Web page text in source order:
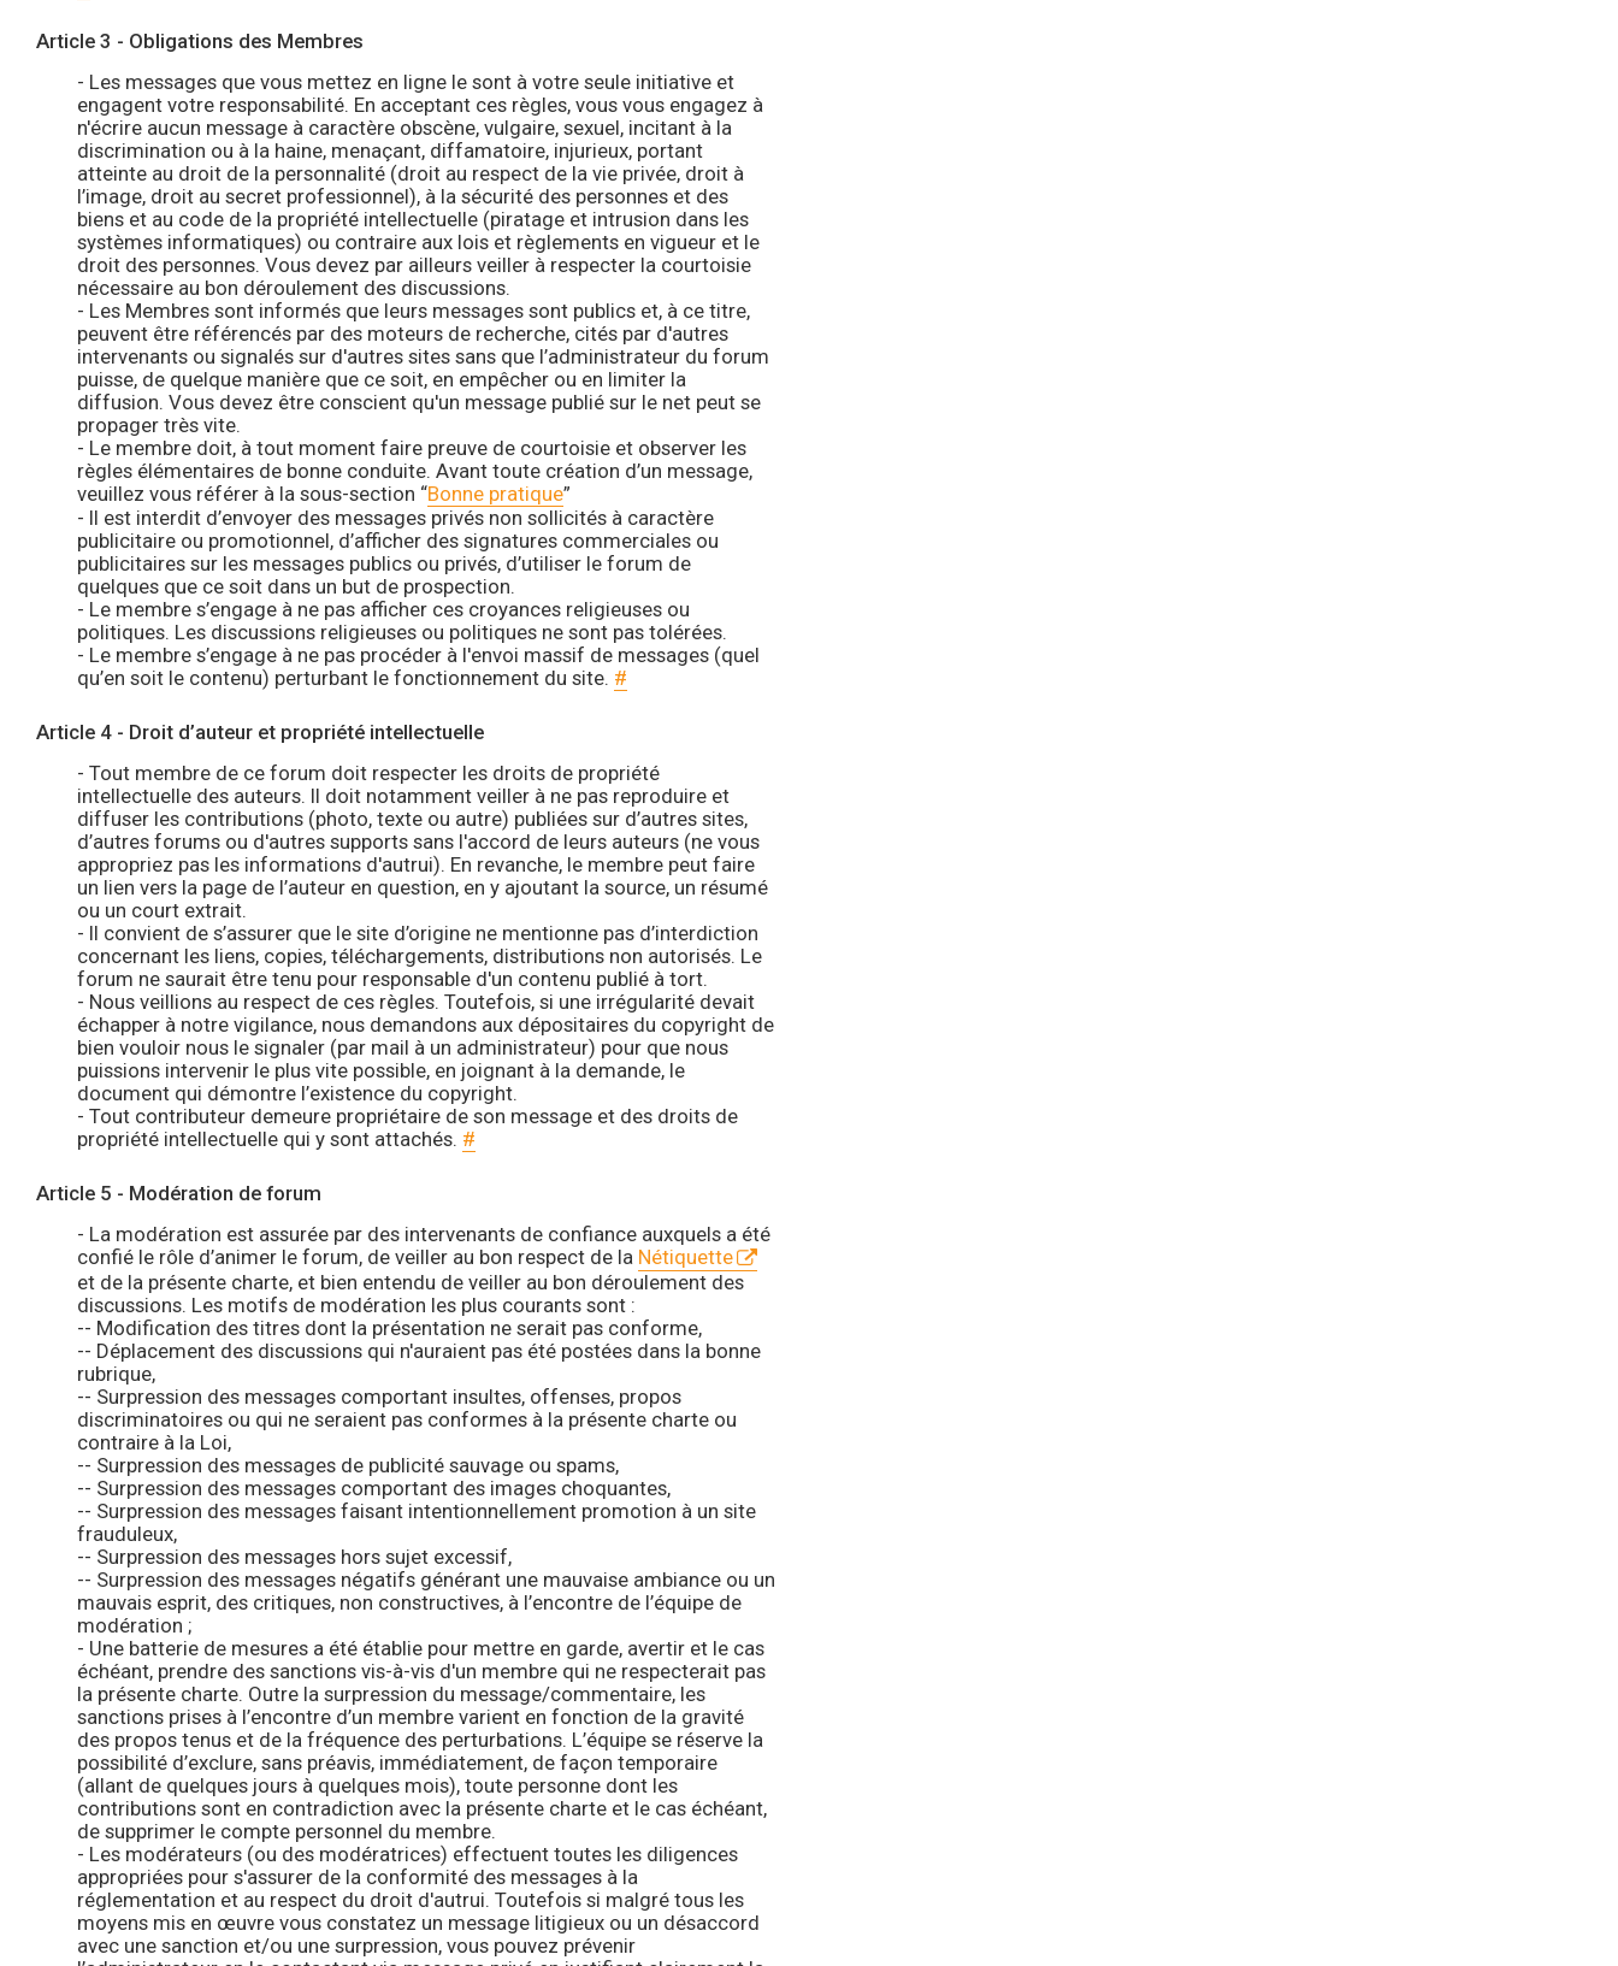
Article 3 - Obligations des Membres
- Les messages que vous mettez en ligne le sont à votre seule initiative et
engagent votre responsabilité. En acceptant ces règles, vous vous engagez à
n'écrire aucun message à caractère obscène, vulgaire, sexuel, incitant à la
discrimination ou à la haine, menaçant, diffamatoire, injurieux, portant
atteinte au droit de la personnalité (droit au respect de la vie privée, droit à
l’image, droit au secret professionnel), à la sécurité des personnes et des
biens et au code de la propriété intellectuelle (piratage et intrusion dans les
systèmes informatiques) ou contraire aux lois et règlements en vigueur et le
droit des personnes. Vous devez par ailleurs veiller à respecter la courtoisie
nécessaire au bon déroulement des discussions.
- Les Membres sont informés que leurs messages sont publics et, à ce titre,
peuvent être référencés par des moteurs de recherche, cités par d'autres
intervenants ou signalés sur d'autres sites sans que l’administrateur du forum
puisse, de quelque manière que ce soit, en empêcher ou en limiter la
diffusion. Vous devez être conscient qu'un message publié sur le net peut se
propager très vite.
- Le membre doit, à tout moment faire preuve de courtoisie et observer les
règles élémentaires de bonne conduite. Avant toute création d’un message,
veuillez vous référer à la sous-section “Bonne pratique”
- Il est interdit d’envoyer des messages privés non sollicités à caractère
publicitaire ou promotionnel, d’afficher des signatures commerciales ou
publicitaires sur les messages publics ou privés, d’utiliser le forum de
quelques que ce soit dans un but de prospection.
- Le membre s’engage à ne pas afficher ces croyances religieuses ou
politiques. Les discussions religieuses ou politiques ne sont pas tolérées.
- Le membre s’engage à ne pas procéder à l'envoi massif de messages (quel
qu’en soit le contenu) perturbant le fonctionnement du site. #
Article 4 - Droit d’auteur et propriété intellectuelle
- Tout membre de ce forum doit respecter les droits de propriété
intellectuelle des auteurs. Il doit notamment veiller à ne pas reproduire et
diffuser les contributions (photo, texte ou autre) publiées sur d’autres sites,
d’autres forums ou d'autres supports sans l'accord de leurs auteurs (ne vous
appropriez pas les informations d'autrui). En revanche, le membre peut faire
un lien vers la page de l’auteur en question, en y ajoutant la source, un résumé
ou un court extrait.
- Il convient de s’assurer que le site d’origine ne mentionne pas d’interdiction
concernant les liens, copies, téléchargements, distributions non autorisés. Le
forum ne saurait être tenu pour responsable d'un contenu publié à tort.
- Nous veillions au respect de ces règles. Toutefois, si une irrégularité devait
échapper à notre vigilance, nous demandons aux dépositaires du copyright de
bien vouloir nous le signaler (par mail à un administrateur) pour que nous
puissions intervenir le plus vite possible, en joignant à la demande, le
document qui démontre l’existence du copyright.
- Tout contributeur demeure propriétaire de son message et des droits de
propriété intellectuelle qui y sont attachés. #
Article 5 - Modération de forum
- La modération est assurée par des intervenants de confiance auxquels a été
confié le rôle d’animer le forum, de veiller au bon respect de la Nétiquette
et de la présente charte, et bien entendu de veiller au bon déroulement des
discussions. Les motifs de modération les plus courants sont :
-- Modification des titres dont la présentation ne serait pas conforme,
-- Déplacement des discussions qui n'auraient pas été postées dans la bonne
rubrique,
-- Surpression des messages comportant insultes, offenses, propos
discriminatoires ou qui ne seraient pas conformes à la présente charte ou
contraire à la Loi,
-- Surpression des messages de publicité sauvage ou spams,
-- Surpression des messages comportant des images choquantes,
-- Surpression des messages faisant intentionnellement promotion à un site
frauduleux,
-- Surpression des messages hors sujet excessif,
-- Surpression des messages négatifs générant une mauvaise ambiance ou un
mauvais esprit, des critiques, non constructives, à l’encontre de l’équipe de
modération ;
- Une batterie de mesures a été établie pour mettre en garde, avertir et le cas
échéant, prendre des sanctions vis-à-vis d'un membre qui ne respecterait pas
la présente charte. Outre la surpression du message/commentaire, les
sanctions prises à l’encontre d’un membre varient en fonction de la gravité
des propos tenus et de la fréquence des perturbations. L’équipe se réserve la
possibilité d’exclure, sans préavis, immédiatement, de façon temporaire
(allant de quelques jours à quelques mois), toute personne dont les
contributions sont en contradiction avec la présente charte et le cas échéant,
de supprimer le compte personnel du membre.
- Les modérateurs (ou des modératrices) effectuent toutes les diligences
appropriées pour s'assurer de la conformité des messages à la
réglementation et au respect du droit d'autrui. Toutefois si malgré tous les
moyens mis en œuvre vous constatez un message litigieux ou un désaccord
avec une sanction et/ou une surpression, vous pouvez prévenir